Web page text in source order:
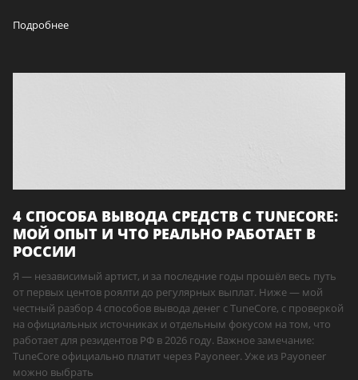
Подробнее
4 СПОСОБА ВЫВОДА СРЕДСТВ С TUNECORE:
МОЙ ОПЫТ И ЧТО РЕАЛЬНО РАБОТАЕТ В
РОССИИ
Я — независимый артист, и за последние годы прошёл весь путь
от первых центов роялти до регулярных выплат. Ниже — мой
честный разбор 4 способов вывода денег с TuneCore, с проверкой
на официальных источниках и отдельным фокусом на том, что
работает для резидентов РФ в 2026 году. Важное замечание:
TuneCore официально платит через Payoneer. Уже из Payoneer
можно выбрать